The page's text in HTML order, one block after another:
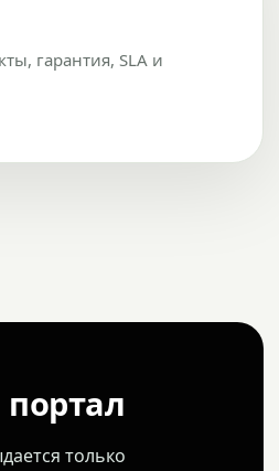
гарантия, SLA и
только